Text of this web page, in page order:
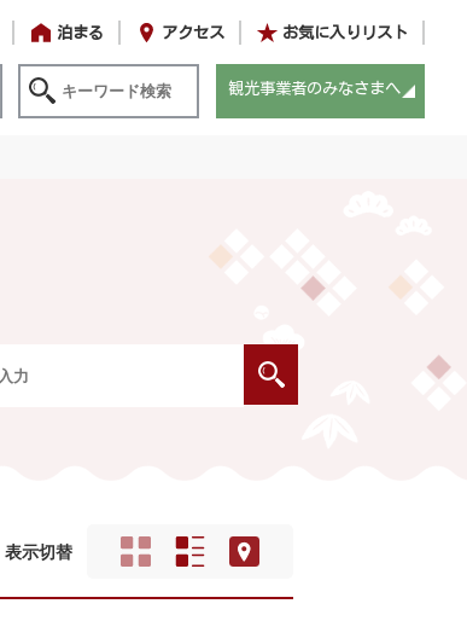
泊まる アクセス お気に入りリスト
観光事業者のみなさまへ
表示切替